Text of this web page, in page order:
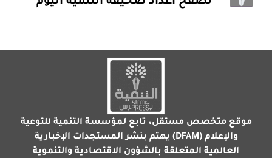
موقع متخصص مستقل، تابع لمؤسسة التنمية للتوعية
والإعلام (DFAM) يهتم بنشر المستجدات الإخبارية
العالمية المتعلقة بالشؤون الاقتصادية والتنموية